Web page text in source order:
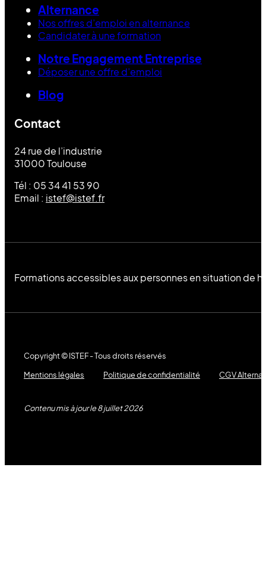
Alternance
Nos offres d’emploi en alternance
Candidater à une formation
Notre Engagement Entreprise
Déposer une offre d’emploi
Blog
Contact
24 rue de l’industrie
31000 Toulouse
Tél : 05 34 41 53 90
Email : istef@istef.fr
Formations accessibles aux personnes en situation de
Copyright © ISTEF - Tous droits réservés
Mentions légales
Politique de confidentialité CGV
Contenu mis à jour le 8 juillet 2026